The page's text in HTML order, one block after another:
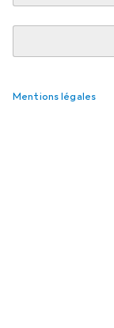
Mentions légales